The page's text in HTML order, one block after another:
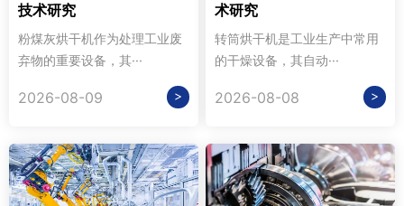
技术研究
粉煤灰烘干机作为处理工业废
弃物的重要设备，其···
2026-08-09 >
术研究
转筒烘干机是工业生产中常用
的干燥设备，其自动···
2026-08-08 >